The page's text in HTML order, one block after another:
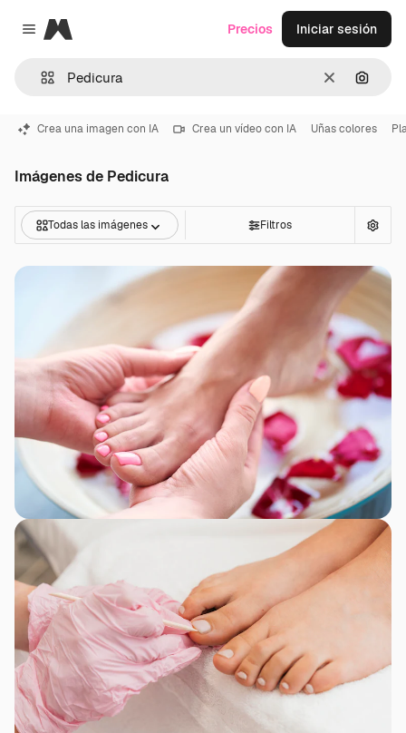
Close menu
Magnific
Borrar
Precios Iniciar sesión
Crea una imagen con IA Crea un vídeo con IA Uñas colores
Imágenes de Pedicura
Todas las imágenes Filtros